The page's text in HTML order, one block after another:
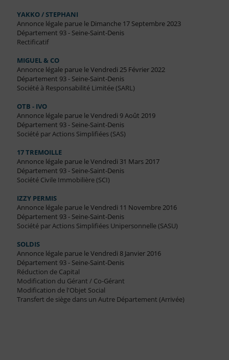
YAKKO / STEPHANI
Annonce légale parue le Dimanche 17 Septembre 2023
Département 93 - Seine-Saint-Denis
Rectificatif
MIGUEL & CO
Annonce légale parue le Vendredi 25 Février 2022
Département 93 - Seine-Saint-Denis
Société à Responsabilité Limitée (SARL)
OTB - IVO
Annonce légale parue le Vendredi 9 Août 2019
Département 93 - Seine-Saint-Denis
Société par Actions Simplifiées (SAS)
17 TREMOILLE
Annonce légale parue le Vendredi 31 Mars 2017
Département 93 - Seine-Saint-Denis
Société Civile Immobilière (SCI)
IZZY PERMIS
Annonce légale parue le Vendredi 11 Novembre 2016
Département 93 - Seine-Saint-Denis
Société par Actions Simplifiées Unipersonnelle (SASU)
SOLDIS
Annonce légale parue le Vendredi 8 Janvier 2016
Département 93 - Seine-Saint-Denis
Réduction de Capital
Modification du Gérant / Co-Gérant
Modification de l'Objet Social
Transfert de siège dans un Autre Département (Arrivée)